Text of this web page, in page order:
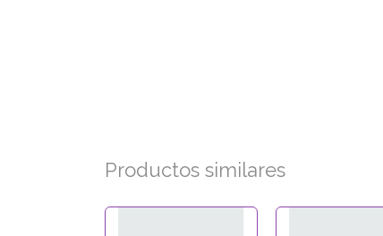
Productos similares